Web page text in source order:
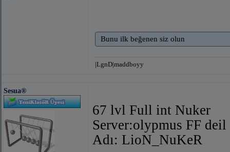
Bunu ilk beğenen siz olun
|LgnD|maddboyy
Sesua®
67 lvl Full int Nuker
Server:olypmus FF
Adı: LioN_NuKeR